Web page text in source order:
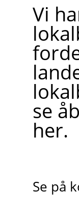
Vi
se
her.
Se på